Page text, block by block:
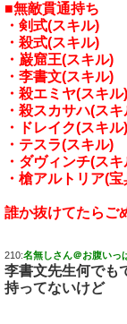
■無敵貫通持ち
・剣式(スキル)
・殺式(スキル)
・巌窟王(スキル)
・李書文(スキル)
・殺エミヤ(スキル)
・殺スカサハ(スキ
・ドレイク(スキル)
・テスラ(スキル)
・ダヴィンチ(スキ
・槍アルトリア(宝
誰か抜けてたらご
210:名無しさん＠お腹いっ
李書文先生何でも
持ってないけど